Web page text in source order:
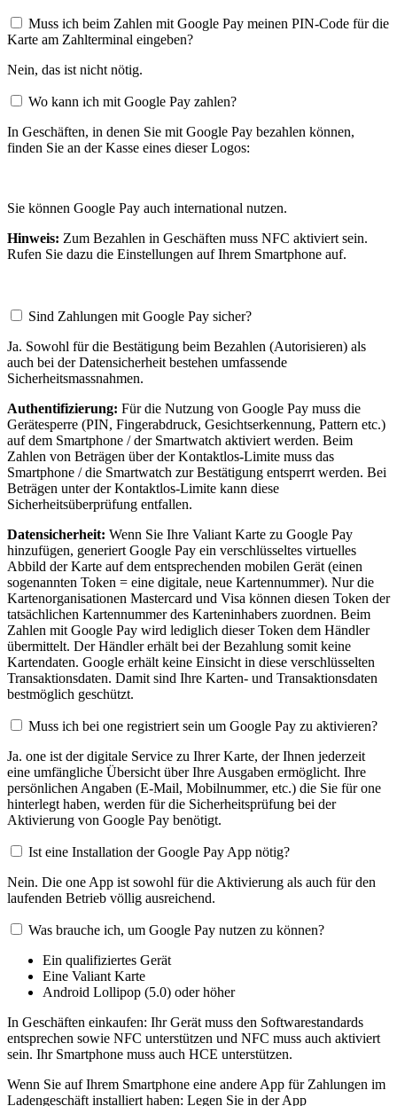
Muss ich beim Zahlen mit Google Pay meinen PIN-Code für die
Karte am Zahlterminal eingeben?
Nein, das ist nicht nötig.
Wo kann ich mit Google Pay zahlen?
In Geschäften, in denen Sie mit Google Pay bezahlen können,
finden Sie an der Kasse eines dieser Logos:
Sie können Google Pay auch international nutzen.
Hinweis: Zum Bezahlen in Geschäften muss NFC aktiviert sein.
Rufen Sie dazu die Einstellungen auf Ihrem Smartphone auf.
Sind Zahlungen mit Google Pay sicher?
Ja. Sowohl für die Bestätigung beim Bezahlen (Autorisieren) als
auch bei der Datensicherheit bestehen umfassende
Sicherheitsmassnahmen.
Authentifizierung: Für die Nutzung von Google Pay muss die
Gerätesperre (PIN, Fingerabdruck, Gesichtserkennung, Pattern etc.)
auf dem Smartphone / der Smartwatch aktiviert werden. Beim
Zahlen von Beträgen über der Kontaktlos-Limite muss das
Smartphone / die Smartwatch zur Bestätigung entsperrt werden. Bei
Beträgen unter der Kontaktlos-Limite kann diese
Sicherheitsüberprüfung entfallen.
Datensicherheit: Wenn Sie Ihre Valiant Karte zu Google Pay
hinzufügen, generiert Google Pay ein verschlüsseltes virtuelles
Abbild der Karte auf dem entsprechenden mobilen Gerät (einen
sogenannten Token = eine digitale, neue Kartennummer). Nur die
Kartenorganisationen Mastercard und Visa können diesen Token der
tatsächlichen Kartennummer des Karteninhabers zuordnen. Beim
Zahlen mit Google Pay wird lediglich dieser Token dem Händler
übermittelt. Der Händler erhält bei der Bezahlung somit keine
Kartendaten. Google erhält keine Einsicht in diese verschlüsselten
Transaktionsdaten. Damit sind Ihre Karten- und Transaktionsdaten
bestmöglich geschützt.
Muss ich bei one registriert sein um Google Pay zu aktivieren?
Ja. one ist der digitale Service zu Ihrer Karte, der Ihnen jederzeit
eine umfängliche Übersicht über Ihre Ausgaben ermöglicht. Ihre
persönlichen Angaben (E-Mail, Mobilnummer, etc.) die Sie für one
hinterlegt haben, werden für die Sicherheitsprüfung bei der
Aktivierung von Google Pay benötigt.
Ist eine Installation der Google Pay App nötig?
Nein. Die one App ist sowohl für die Aktivierung als auch für den
laufenden Betrieb völlig ausreichend.
Was brauche ich, um Google Pay nutzen zu können?
Ein qualifiziertes Gerät
Eine Valiant Karte
Android Lollipop (5.0) oder höher
In Geschäften einkaufen: Ihr Gerät muss den Softwarestandards
entsprechen sowie NFC unterstützen und NFC muss auch aktiviert
sein. Ihr Smartphone muss auch HCE unterstützen.
Wenn Sie auf Ihrem Smartphone eine andere App für Zahlungen im
Ladengeschäft installiert haben: Legen Sie in der App